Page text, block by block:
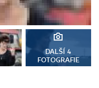
DALŠÍ 4
FOTOGRAFIE